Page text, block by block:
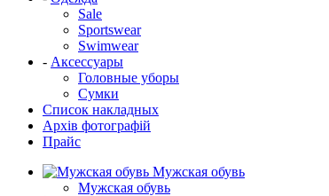
Sale
Sportswear
Swimwear
- Аксессуары
Головные уборы
Сумки
Список накладных
Архів фотографій
Прайс
Мужская обувь
Мужская обувь